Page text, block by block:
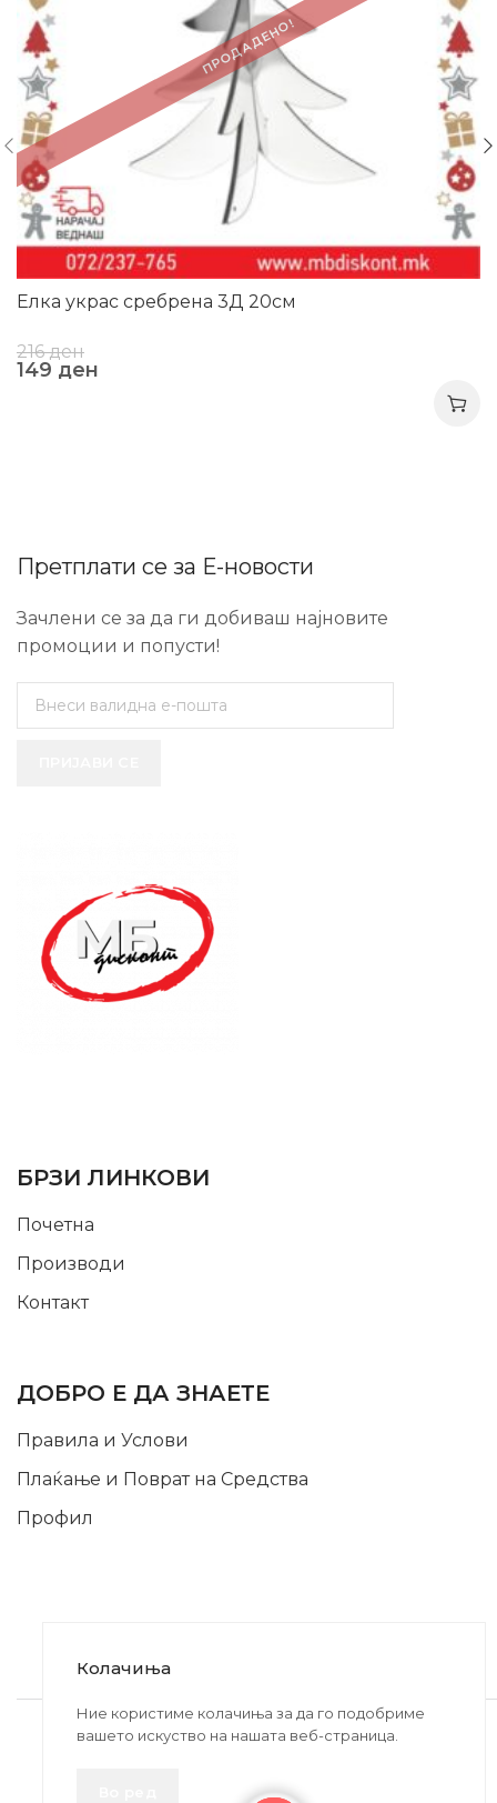
ПРОДАДЕНО!
Елка украс сребрена 3Д 20см
216ден
149 ден
Претплати се за Е-новости
Зачлени се за да ги добиваш најновите
промоции и попусти!
БРЗИ ЛИНКОВИ
Почетна
Производи
Контакт
ДОБРО Е ДА ЗНАЕТЕ
Правила и Услови
Плаќање и Поврат на Средства
Профил
2020-2024 © MB DISKONT. Изработено од
БРАМИТ ДООЕЛ
Колачиња
Ние користиме колачиња за да го подобриме
вашето искуство на нашата веб-страница.